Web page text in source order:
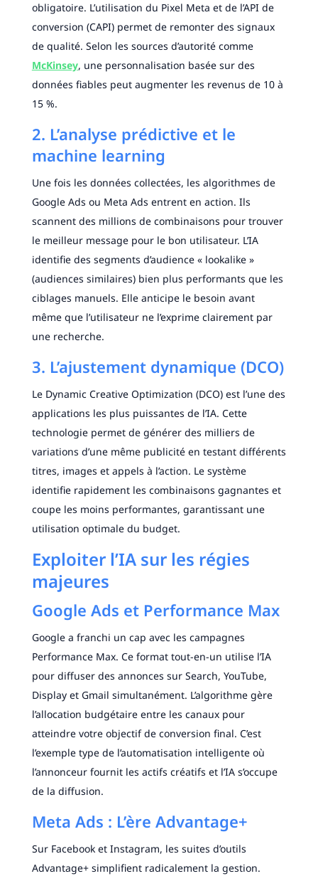
obligatoire. L’utilisation du Pixel Meta et de l’API de
conversion (CAPI) permet de remonter des signaux
de qualité. Selon les sources d’autorité comme
McKinsey, une personnalisation basée sur des
données fiables peut augmenter les revenus de 10 à
15 %.
2. L’analyse prédictive et le
machine learning
Une fois les données collectées, les algorithmes de
Google Ads ou Meta Ads entrent en action. Ils
scannent des millions de combinaisons pour trouver
le meilleur message pour le bon utilisateur. L’IA
identifie des segments d’audience « lookalike »
(audiences similaires) bien plus performants que les
ciblages manuels. Elle anticipe le besoin avant
même que l’utilisateur ne l’exprime clairement par
une recherche.
3. L’ajustement dynamique (DCO)
Le Dynamic Creative Optimization (DCO) est l’une des
applications les plus puissantes de l’IA. Cette
technologie permet de générer des milliers de
variations d’une même publicité en testant différents
titres, images et appels à l’action. Le système
identifie rapidement les combinaisons gagnantes et
coupe les moins performantes, garantissant une
utilisation optimale du budget.
Exploiter l’IA sur les régies
majeures
Google Ads et Performance Max
Google a franchi un cap avec les campagnes
Performance Max. Ce format tout-en-un utilise l’IA
pour diffuser des annonces sur Search, YouTube,
Display et Gmail simultanément. L’algorithme gère
l’allocation budgétaire entre les canaux pour
atteindre votre objectif de conversion final. C’est
l’exemple type de l’automatisation intelligente où
l’annonceur fournit les actifs créatifs et l’IA s’occupe
de la diffusion.
Meta Ads : L’ère Advantage+
Sur Facebook et Instagram, les suites d’outils
Advantage+ simplifient radicalement la gestion.